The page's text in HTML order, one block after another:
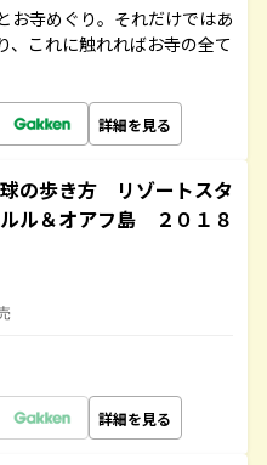
お寺めぐり。それだけではあ
、これに触れればお寺の全て
詳細を見る
の歩き方 リゾートスタ
ル＆オアフ島 ２０１８
詳細を見る